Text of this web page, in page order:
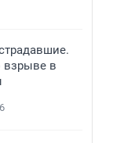
взрыве в